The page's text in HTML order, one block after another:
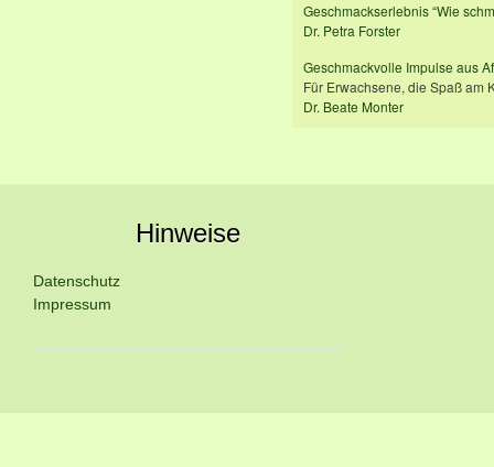
Geschmackserlebnis “Wie
Dr. Petra Forster
Geschmackvolle Impulse aus
Für Erwachsene, die Spaß am
Dr. Beate Monter
Hinweise
Datenschutz
Impressum